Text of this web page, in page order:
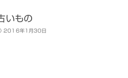
いもの
2016年1月30日